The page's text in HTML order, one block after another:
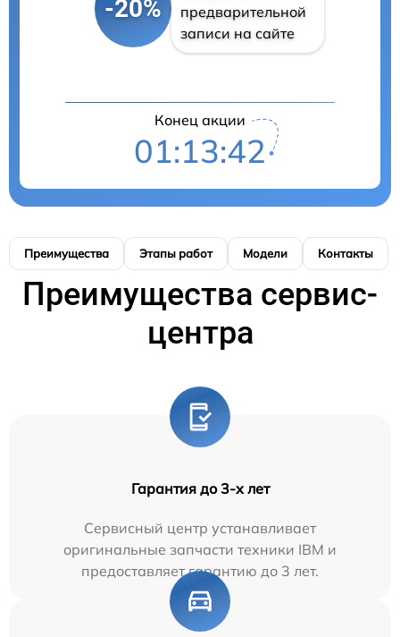
-20%
предварительной
записи на сайте
Конец акции
01:13:41
Преимущества Этапы работ Модели Контакты
Преимущества сервис-
центра
Гарантия до 3-х лет
Сервисный центр устанавливает
оригинальные запчасти техники IBM и
предоставляет гарантию до 3 лет.